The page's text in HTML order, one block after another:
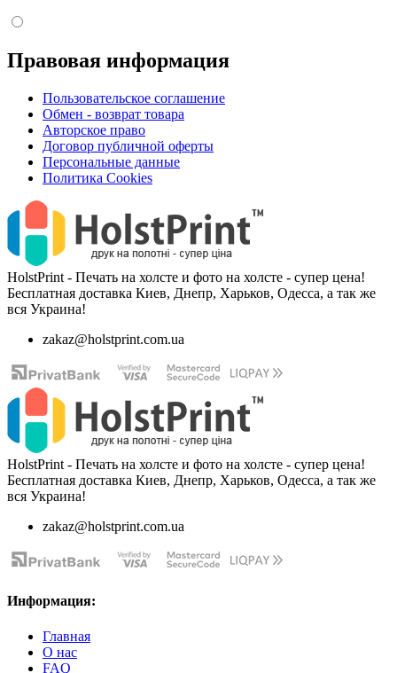
Правовая информация
Пользовательское соглашение
Обмен - возврат товара
Авторское право
Договор публичной оферты
Персональные данные
Политика Cookies
HolstPrint - Печать на холсте и фото на холсте - супер цена!
Бесплатная доставка Киев, Днепр, Харьков, Одесса, а так же
вся Украина!
zakaz@holstprint.com.ua
HolstPrint - Печать на холсте и фото на холсте - супер цена!
Бесплатная доставка Киев, Днепр, Харьков, Одесса, а так же
вся Украина!
zakaz@holstprint.com.ua
Информация:
Главная
О нас
FAQ